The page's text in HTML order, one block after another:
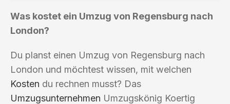
Was kostet ein Umzug von Regensburg nach
London?
Du planst einen Umzug von Regensburg nach
London und möchtest wissen, mit welchen
Kosten du rechnen musst? Das
Umzugsunternehmen Umzugskönig Koertig